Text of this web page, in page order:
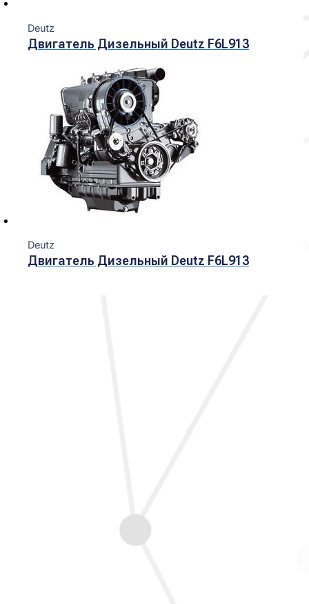
Deutz
Двигатель Дизельный Deutz F6L913
Deutz
Двигатель Дизельный Deutz F6L913